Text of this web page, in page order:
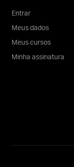
Entrar
Meus dados
Meus cursos
Minha assinatura